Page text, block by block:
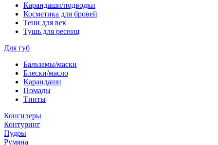
Карандаши/подводки
Косметика для бровей
Тени для век
Тушь для ресниц
Для губ
Бальзамы/маски
Блески/масло
Карандаши
Помады
Тинты
Консилеры
Контуринг
Пудры
Румяна